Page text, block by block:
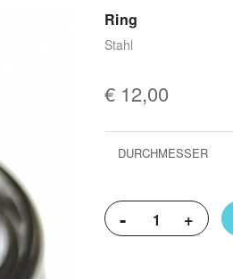
Ring
Stahl
€ 12,00
Informationen
DURCHMESSER
- +